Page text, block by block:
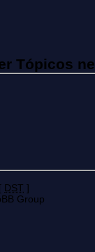
Tópicos
DST ]
Group